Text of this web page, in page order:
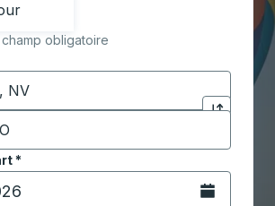
obligatoire
à saisir la ville d'origine pour ouvrir
Cliquez
à saisir la ville de destination pour
*
au format date Barre oblique du mois à
Ouvrez le